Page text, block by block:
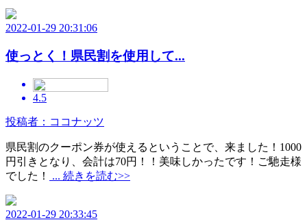
2022-01-29 20:31:06
使っとく！県民割を使用して...
4.5
投稿者：ココナッツ
県民割のクーポン券が使えるということで、来ました！1000
円引きとなり、会計は70円！！美味しかったです！ご馳走様
でした！
... 続きを読む>>
2022-01-29 20:33:45